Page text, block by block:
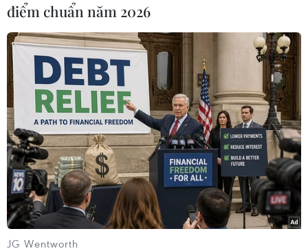
#Hàn Quốc #nhập khẩu xe
#xe buýt hai tầng
#Tesla
Hàn Quốc
điểm chuẩn năm 2026
JG Wentworth